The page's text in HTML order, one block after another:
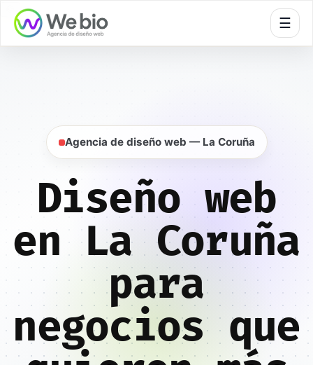
☰
Agencia de diseño web — La Coruña
Diseño web
en La Coruña
para
negocios que